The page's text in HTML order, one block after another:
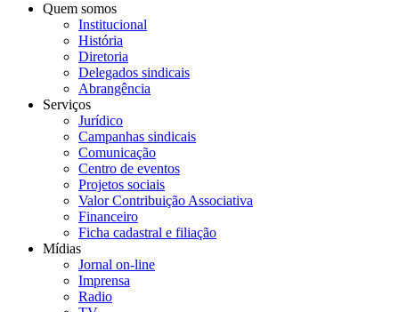
Quem somos
Institucional
História
Diretoria
Delegados sindicais
Abrangência
Serviços
Jurídico
Campanhas sindicais
Comunicação
Centro de eventos
Projetos sociais
Valor Contribuição Associativa
Financeiro
Ficha cadastral e filiação
Mídias
Jornal on-line
Imprensa
Radio